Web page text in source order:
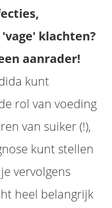
klachten?
aanrader!
kunt
rol van voeding
van suiker (!),
kunt stellen
vervolgens
heel belangrijk